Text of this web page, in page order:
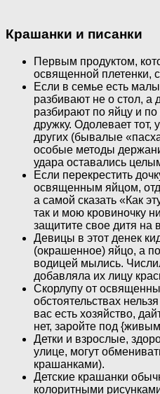
Крашанки и писанки
Первым продуктом,
освященной плетенки,
Если в семье есть
разбивают не о стол, а
разбирают по яйцу и
дружку. Одолевает тот,
других (бывалые
особые методы
удара оставались
Если перекрестить
освященным яйцом,
а самой сказать «Как
так и мою кровиночку
защитите свое дитя на
Девицы в этот денек
(окрашенное) яйцо, а
водицей мылись.
добавляла их лицу
Скорлупу от
обстоятельствах
вас есть хозяйство,
нет, заройте под
Детки и взрослые,
улице, могут
крашанками).
Детские крашанки
колоритными